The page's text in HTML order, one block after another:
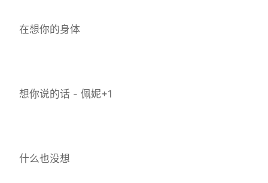
在想你的身体
想你说的话 - 佩妮+1
什么也没想